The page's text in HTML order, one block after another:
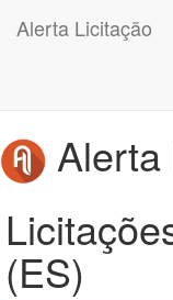
Alerta Licitação
(ES)